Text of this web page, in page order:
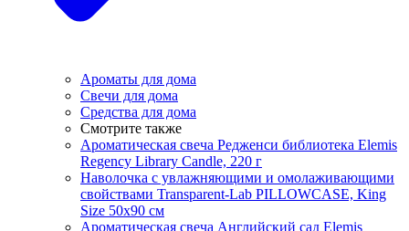
Ароматы для дома
Свечи для дома
Средства для дома
Смотрите также
Ароматическая свеча Редженси библиотека Elemis
Regency Library Candle, 220 г
Наволочка с увлажняющими и омолаживающими
свойствами Transparent-Lab PILLOWCASE, King
Size 50x90 см
Ароматическая свеча Английский сад Elemis